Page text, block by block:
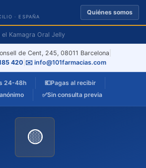
· ESPAÑA
Quiénes somos
el Kamagra Oral Jelly
de Cent, 245, 08011 Barcelona
420 ✉️ info@101farmacias.com
24-48h 💶Pagas al recibir
✅Sin consulta previa
🟡